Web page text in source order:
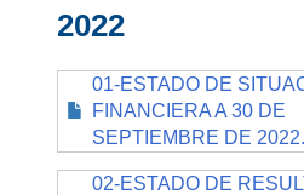
2022
01-ESTADO DE
FINANCIERA A 30 DE
SEPTIEMBRE DE
02-ESTADO DE